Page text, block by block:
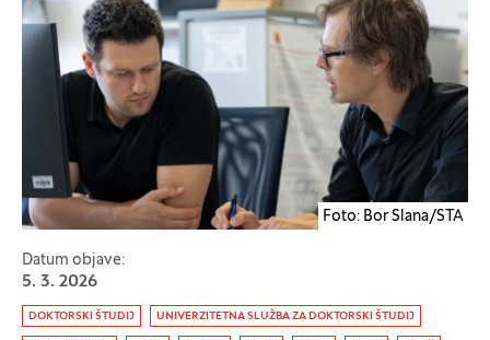
Foto: Bor Slana/STA
Datum objave:
5. 3. 2026
Oznaka:
DOKTORSKI ŠTUDIJ UNIVERZITETNA SLUŽBA ZA DOKTORSKI ŠTUDIJ